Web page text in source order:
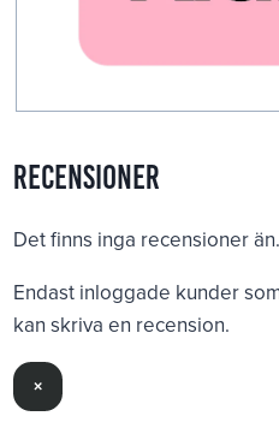
Recensioner
Det finns inga recensioner än.
Endast inloggade kunder
kan skriva en recension.
×